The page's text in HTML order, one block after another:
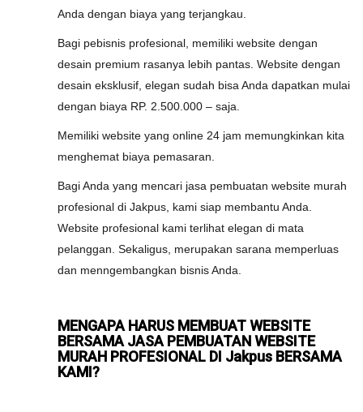
Anda dengan biaya yang terjangkau.
Bagi pebisnis profesional, memiliki website dengan
desain premium rasanya lebih pantas. Website dengan
desain eksklusif, elegan sudah bisa Anda dapatkan mulai
dengan biaya RP. 2.500.000 – saja.
Memiliki website yang online 24 jam memungkinkan kita
menghemat biaya pemasaran.
Bagi Anda yang mencari jasa pembuatan website murah
profesional di Jakpus, kami siap membantu Anda.
Website profesional kami terlihat elegan di mata
pelanggan. Sekaligus, merupakan sarana memperluas
dan menngembangkan bisnis Anda.
MENGAPA HARUS MEMBUAT WEBSITE
BERSAMA JASA PEMBUATAN WEBSITE
MURAH PROFESIONAL DI Jakpus BERSAMA
KAMI?